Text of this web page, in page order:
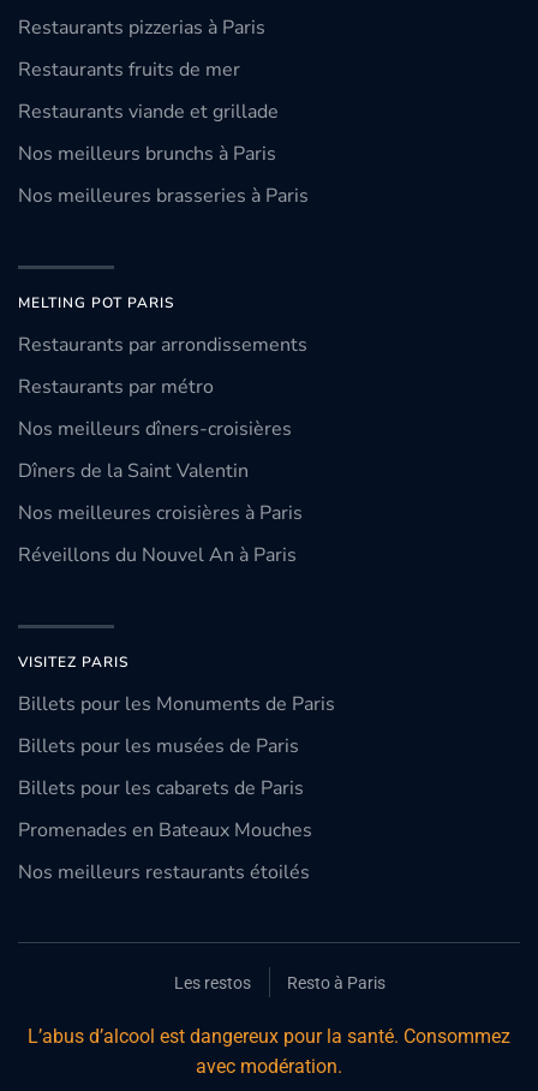
Restaurants pizzerias à Paris
Restaurants fruits de mer
Restaurants viande et grillade
Nos meilleurs brunchs à Paris
Nos meilleures brasseries à Paris
MELTING POT PARIS
Restaurants par arrondissements
Restaurants par métro
Nos meilleurs dîners-croisières
Dîners de la Saint Valentin
Nos meilleures croisières à Paris
Réveillons du Nouvel An à Paris
VISITEZ PARIS
Billets pour les Monuments de Paris
Billets pour les musées de Paris
Billets pour les cabarets de Paris
Promenades en Bateaux Mouches
Nos meilleurs restaurants étoilés
Les restos Resto à Paris
L’abus d’alcool est dangereux pour la santé. Consommez
avec modération.